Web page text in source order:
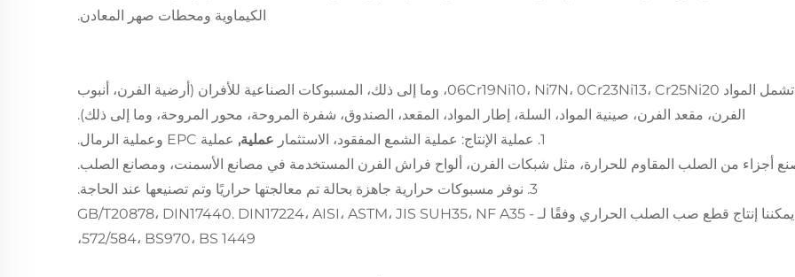
الكيماوية ومحطات صهر المعادن.
تشمل المواد 06Cr19Ni10، Ni7N، 0Cr23Ni13، Cr25Ni20، وما إلى ذلك، المسبوكات الصناعية للأفران (أرضية الفرن، أنبوب
الفرن، مقعد الفرن، صينية المواد، السلة، إطار المواد، المقعد، الصندوق، شفرة المروحة، محور المروحة، وما إلى ذلك).
1. عملية الإنتاج: عملية الشمع المفقود، الاستثمار
عملية, عملية EPC وعملية الرمال.
3. نوفر مسبوكات حرارية جاهزة بحالة تم معالجتها حراريًا وتم تصنيعها عند الحاجة.
4. يمكننا إنتاج قطع صب الصلب الحراري وفقًا لـ GB/T20878، DIN17440. DIN17224، AISI، ASTM، JIS SUH35، NF A35 -
572/584، BS970، BS 1449،